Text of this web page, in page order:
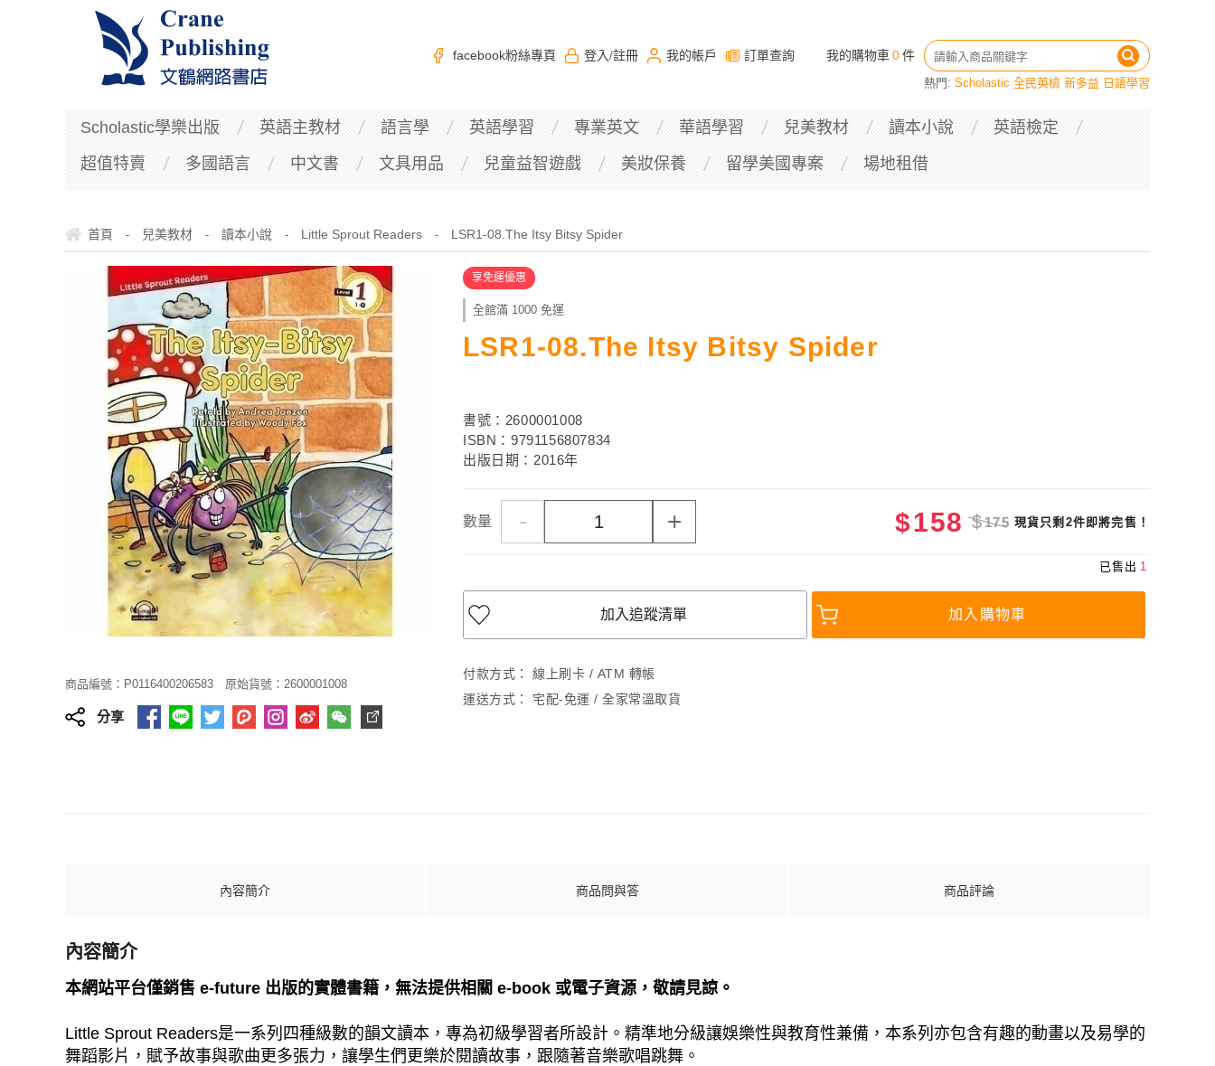
facebook粉絲專頁 登入 /註冊 我的帳戶 訂單查詢 我的購物車 0件
熱門: Scholastic 全民英檢 新多益 日語學習
Scholastic學樂出版 英語主教材 語言學 英語學習 專業英文 華語學習 兒美教材 讀本小說
英語檢定
超值特賣
多國語言 中文書 文具用品 兒童益智遊戲 美妝保養 留學美國專案 場地租借
首頁 - 兒美教材 - 讀本小說 - Little Sprout Readers - LSR1-08.The Itsy Bitsy Spider
商品編號：P0116400206583 原始貨號：2600001008
分享
享免運優惠
全館滿 1000 免運
LSR1-08.The Itsy Bitsy Spider
書號：2600001008
ISBN：9791156807834
出版日期：2016年
數量 - + $158 $175 現貨只剩2件即將完售！
已售出 1
加入追蹤清單 加入購物車
付款方式：
線上刷卡 / ATM 轉帳
運送方式：
宅配-免運 / 全家常溫取貨
內容簡介 商品問與答 商品評論
內容簡介
本網站平台僅銷售 e-future 出版的實體書籍，無法提供相關 e-book 或電子資源，敬請見諒。
Little Sprout Readers是一系列四種級數的韻文讀本，專為初級學習者所設計。精準地分級讓娛樂性與教育性兼備，本系列亦包含有趣的動畫以及易學的
舞蹈影片，賦予故事與歌曲更多張力，讓學生們更樂於閱讀故事，跟隨著音樂歌唱跳舞。